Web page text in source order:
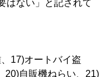
はない」と記されて
17)オートバイ盗
20)自販機ねらい、21)